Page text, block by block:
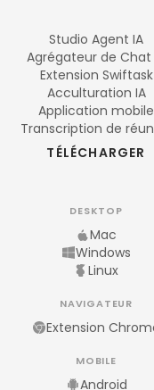
Studio Agent IA
Agrégateur de Chat
Extension Swiftask
Acculturation IA
Application mobile
Transcription de
TÉLÉCHARGER
DESKTOP
Mac
Windows
Linux
NAVIGATEUR
Extension
MOBILE
Android